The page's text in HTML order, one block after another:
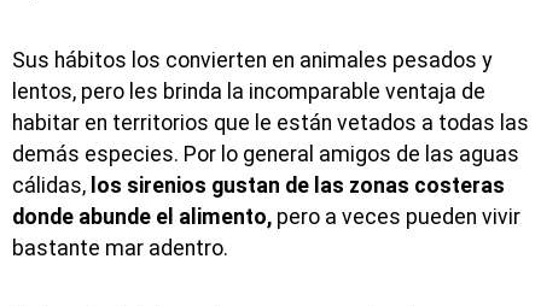
Sus hábitos los convierten en animales pesados y
lentos, pero les brinda la incomparable ventaja de
habitar en territorios que le están vetados a todas las
demás especies. Por lo general amigos de las aguas
cálidas, los sirenios gustan de las zonas costeras
donde abunde el alimento, pero a veces pueden vivir
bastante mar adentro.